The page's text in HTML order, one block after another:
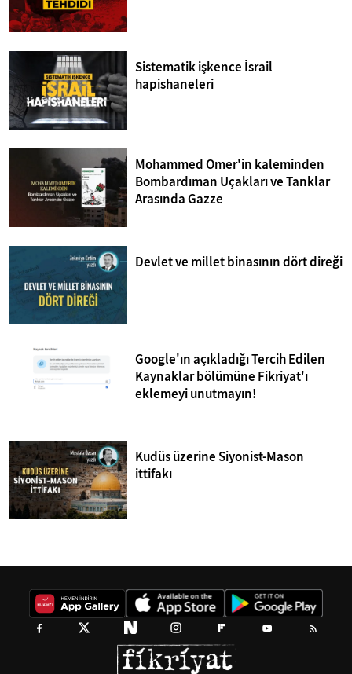
Sistematik işkence İsrail
hapishaneleri
Mohammed Omer'in kaleminden
Bombardıman Uçakları ve Tanklar
Arasında Gazze
Devlet ve millet binasının dört direği
Google'ın açıkladığı Tercih Edilen
Kaynaklar bölümüne Fikriyat'ı
eklemeyi unutmayın!
Kudüs üzerine Siyonist-Mason
ittifakı